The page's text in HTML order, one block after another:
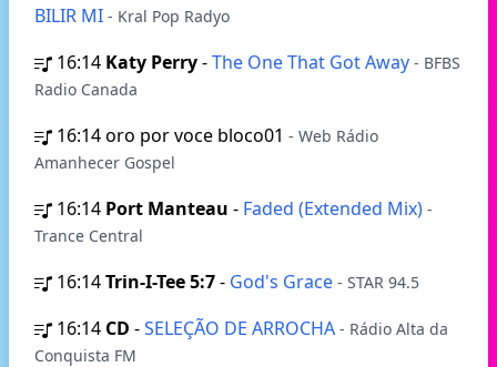
BILIR MI - Kral Pop Radyo
16:14 Katy Perry-The One That Got Away - BFBS
Radio Canada
16:14oro por voce bloco01 - Web Rádio
Amanhecer Gospel
16:14 Port Manteau - Faded (Extended Mix) -
Trance Central
16:14Trin-I-Tee 5:7- God's Grace - STAR 94.5
16:14 CD -SELEÇÃO DE ARROCHA - Rádio Alta da
Conquista FM